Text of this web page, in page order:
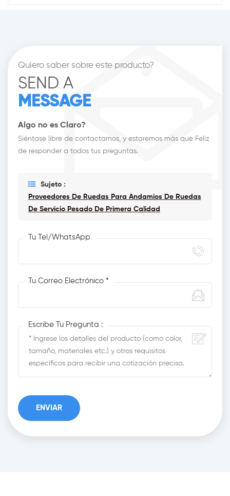
Quiero saber sobre este producto?
SEND A
MESSAGE
Algo no es Claro?
Siéntase libre de contactarnos, y estaremos más que Feliz
de responder a todos tus preguntas.
Sujeto :
Proveedores De Ruedas Para Andamios De Ruedas
De Servicio Pesado De Primera Calidad
Tu Tel/WhatsApp
Tu Correo Electrónico *
Escribe Tu Pregunta :